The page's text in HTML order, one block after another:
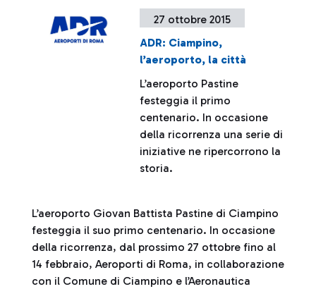
27 ottobre 2015
ADR: Ciampino,
l’aeroporto, la città
L’aeroporto Pastine
festeggia il primo
centenario. In occasione
della ricorrenza una serie di
iniziative ne ripercorrono la
storia.
L’aeroporto Giovan Battista Pastine di Ciampino
festeggia il suo primo centenario. In occasione
della ricorrenza, dal prossimo 27 ottobre fino al
14 febbraio, Aeroporti di Roma, in collaborazione
con il Comune di Ciampino e l’Aeronautica